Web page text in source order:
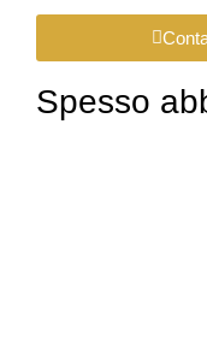
Spesso